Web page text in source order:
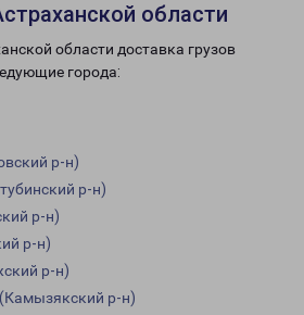
области
области доставка грузов
города:
р-н)
р-н)
р-н)
р-н)
р-н)
р-н)